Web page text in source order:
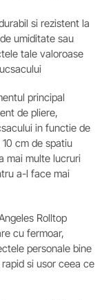
si rezistent la
umiditate sau
tale valoroase
principal
de pliere,
in functie de
cm de spatiu
mai multe lucruri
a-l face mai
Rolltop
cu fermoar,
personale bine
si usor ceea ce